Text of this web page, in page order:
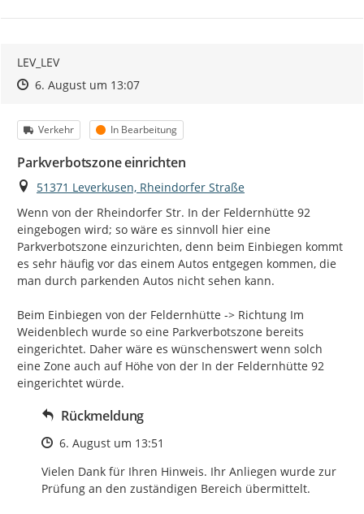
LEV_LEV
Zeitpunkt des Erstellens
Zeitpunkt des Erstellens
6. August um 13:07Zur Äußerung
Kategorie
Verkehr Status
In Bearbeitung
Parkverbotszone einrichten
Ort
51371 Leverkusen, Rheindorfer Straße
Wenn von der Rheindorfer Str. In der Feldernhütte 92
eingebogen wird; so wäre es sinnvoll hier eine
Parkverbotszone einzurichten, denn beim Einbiegen kommt
es sehr häufig vor das einem Autos entgegen kommen, die
man durch parkenden Autos nicht sehen kann.
Beim Einbiegen von der Feldernhütte -> Richtung Im
Weidenblech wurde so eine Parkverbotszone bereits
eingerichtet. Daher wäre es wünschenswert wenn solch
eine Zone auch auf Höhe von der In der Feldernhütte 92
eingerichtet würde.
Rückmeldung
Zeitpunkt des Erstellens
6. August um 13:51
Vielen Dank für Ihren Hinweis. Ihr Anliegen wurde zur
Prüfung an den zuständigen Bereich übermittelt.